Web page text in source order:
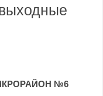
№6